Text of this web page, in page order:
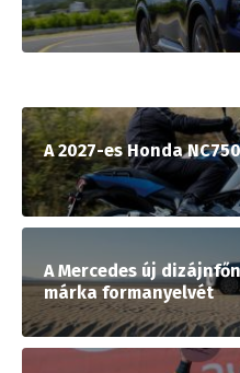
A 2027-es Honda
A Mercedes új
márka formanyelvét